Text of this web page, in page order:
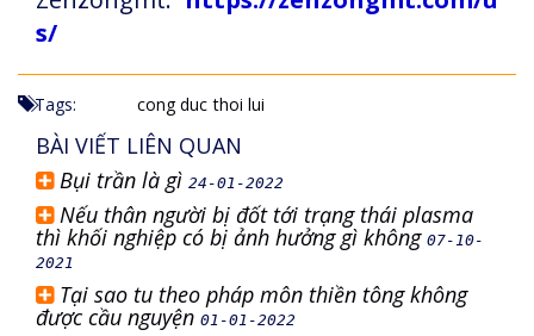
s/
Tags: cong duc thoi lui
BÀI VIẾT LIÊN QUAN
Bụi trần là gì 24-01-2022
Nếu thân người bị đốt tới trạng thái plasma
thì khối nghiệp có bị ảnh hưởng gì không 07-10-
2021
Tại sao tu theo pháp môn thiền tông không
được cầu nguyện 01-01-2022